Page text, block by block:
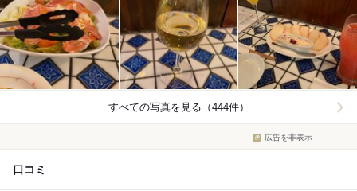
すべての写真を見る（444件）
広告を非表示
口コミ